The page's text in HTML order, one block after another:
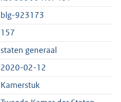
o
o
t
e
:
1
K
r
o
t
t
e
:
1
blg-923173
157
staten generaal
2020-02-12
Kamerstuk